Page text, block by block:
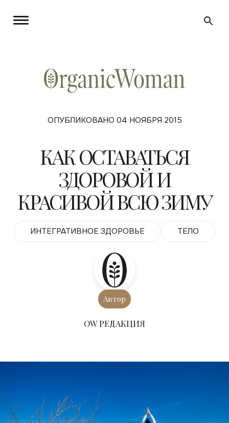
ОПУБЛИКОВАНО 04 НОЯБРЯ 2015
КАК ОСТАВАТЬСЯ
ЗДОРОВОЙ И
КРАСИВОЙ ВСЮ ЗИМУ
ИНТЕГРАТИВНОЕ ЗДОРОВЬЕ ТЕЛО
Автор
ОW РЕДАКЦИЯ